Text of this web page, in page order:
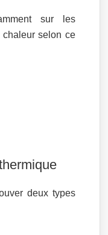
sur les
selon ce
deux types